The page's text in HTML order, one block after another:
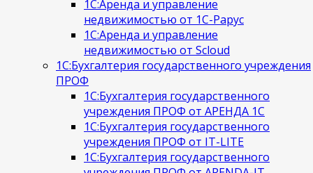
1С:Аренда и управление
недвижимостью от 1С-Рарус
1С:Аренда и управление
недвижимостью от Scloud
1С:Бухгалтерия государственного учреждения
ПРОФ
1С:Бухгалтерия государственного
учреждения ПРОФ от АРЕНДА 1С
1С:Бухгалтерия государственного
учреждения ПРОФ от IT-LITE
1С:Бухгалтерия государственного